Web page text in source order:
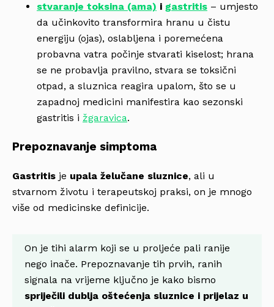
stvaranje toksina (ama) i gastritis – umjesto
da učinkovito transformira hranu u čistu
energiju (ojas), oslabljena i poremećena
probavna vatra počinje stvarati kiselost; hrana
se ne probavlja pravilno, stvara se toksični
otpad, a sluznica reagira upalom, što se u
zapadnoj medicini manifestira kao sezonski
gastritis i žgaravica.
Prepoznavanje simptoma
Gastritis je upala želučane sluznice, ali u
stvarnom životu i terapeutskoj praksi, on je mnogo
više od medicinske definicije.
On je tihi alarm koji se u proljeće pali ranije
nego inače. Prepoznavanje tih prvih, ranih
signala na vrijeme ključno je kako bismo
spriječili dublja oštećenja sluznice i prijelaz u